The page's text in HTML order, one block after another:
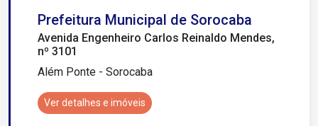
Prefeitura Municipal de Sorocaba
Avenida Engenheiro Carlos Reinaldo Mendes,
nº 3101
Além Ponte - Sorocaba
Ver detalhes e imóveis